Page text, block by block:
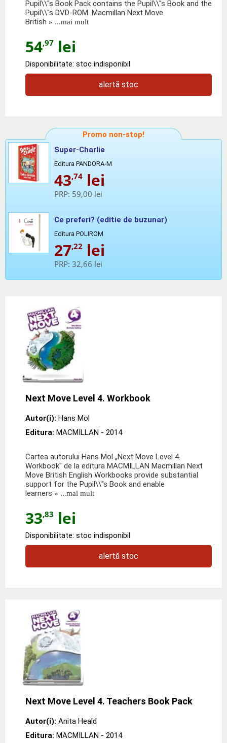
Pupil\\''s Book Pack contains the Pupil\\''s Book and the
Pupil\\''s DVD-ROM. Macmillan Next Move
British » ...mai mult
54,97 lei
Disponibilitate: stoc indisponibil
alertă stoc
Promo non-stop!
Super-Charlie
Editura PANDORA-M
43,74 lei
PRP: 59,00 lei
Ce preferi? (editie de buzunar)
Editura POLIROM
27,22 lei
PRP: 32,66 lei
Next Move Level 4. Workbook
Autor(i): Hans Mol
Editura: MACMILLAN - 2014
Cartea autorului Hans Mol „Next Move Level 4.
Workbook" de la editura MACMILLAN Macmillan Next
Move British English Workbooks provide substantial
support for the Pupil\\''s Book and enable
learners » ...mai mult
33,83 lei
Disponibilitate: stoc indisponibil
alertă stoc
Next Move Level 4. Teachers Book Pack
Autor(i): Anita Heald
Editura: MACMILLAN - 2014